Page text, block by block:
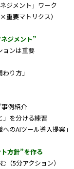
ジメント」ワーク
重要マトリクス）
ジメント”
ョンは重要
り方」
事例紹介
」を分ける練習
のAIツール導入提案」
方針”を作る
（5分アクション）